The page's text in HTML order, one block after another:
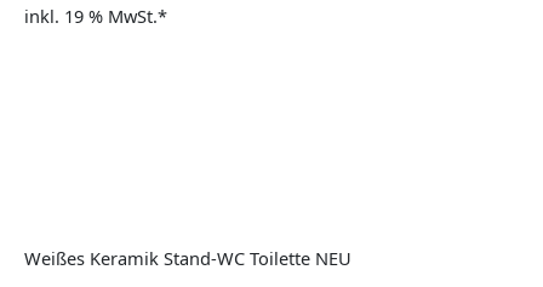
inkl. 19 % MwSt.*
Weißes Keramik Stand-WC Toilette NEU